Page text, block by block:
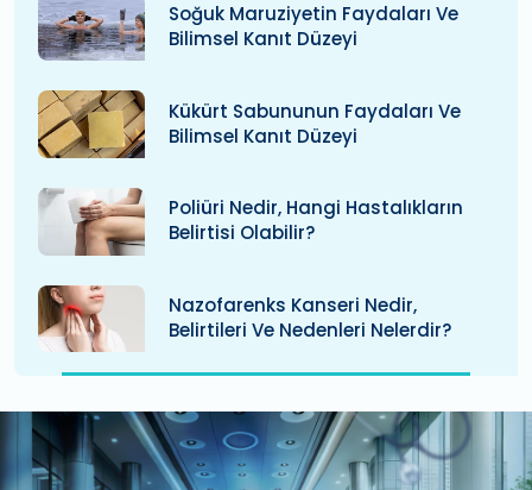
Soğuk Maruziyetin Faydaları Ve
Bilimsel Kanıt Düzeyi
Kükürt Sabununun Faydaları Ve
Bilimsel Kanıt Düzeyi
Poliüri Nedir, Hangi Hastalıkların
Belirtisi Olabilir?
Nazofarenks Kanseri Nedir,
Belirtileri Ve Nedenleri Nelerdir?